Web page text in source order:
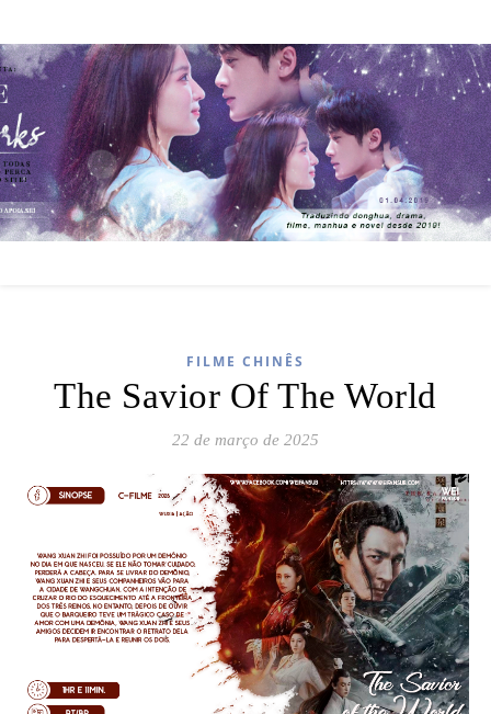
FILME CHINÊS
The Savior Of The World
22 de março de 2025